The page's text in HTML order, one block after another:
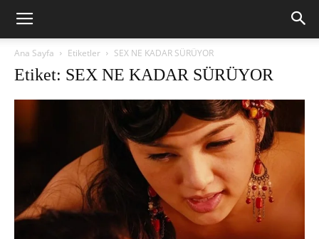
Ana Sayfa Etiketler SEX NE KADAR SÜRÜYOR
Etiket: SEX NE KADAR SÜRÜYOR